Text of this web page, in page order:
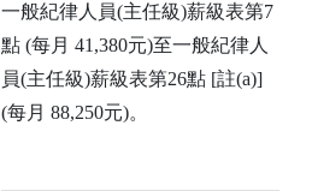
一般紀律人員(主任級)薪級表第7
點 (每月 41,380元)至一般紀律人
員(主任級)薪級表第26點 [註(a)]
(每月 88,250元)。